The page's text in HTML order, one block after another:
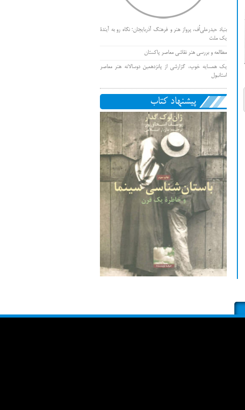
بنیاد حیدرعلی‌اُف، پرواز هنر و فرهنگ آذربایجان؛ نگاه رو به آیندۀ
یک ملت
مطالعه و بررسی هنر نقاشی معاصر پاکستان
یک همسایه خوب، گزارشی از پانزدهمین دوسالانه هنر معاصر
استانبول
پیشنهاد کتاب